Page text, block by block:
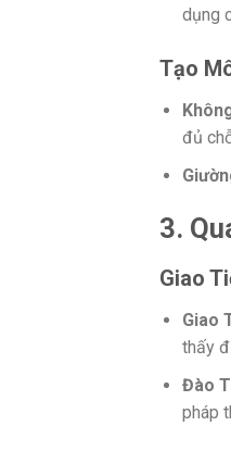
dụng
Tạo
đủ
3.
Giao
Giao
thấy
Đào
pháp